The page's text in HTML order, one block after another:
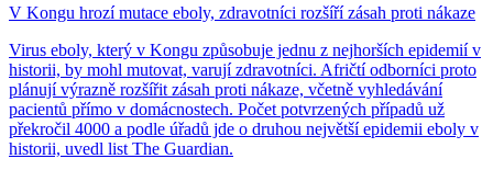
V Kongu hrozí mutace eboly, zdravotníci rozšíří zásah proti nákaze
Virus eboly, který v Kongu způsobuje jednu z nejhorších epidemií v
historii, by mohl mutovat, varují zdravotníci. Afričtí odborníci proto
plánují výrazně rozšířit zásah proti nákaze, včetně vyhledávání
pacientů přímo v domácnostech. Počet potvrzených případů už
překročil 4000 a podle úřadů jde o druhou největší epidemii eboly v
historii, uvedl list The Guardian.